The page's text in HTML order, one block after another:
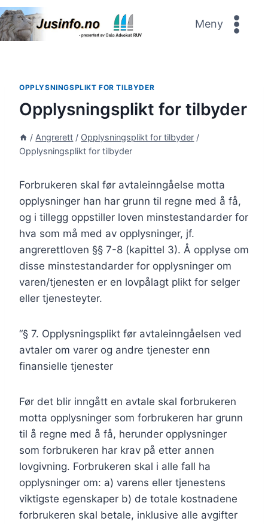
Skip
to
content
Meny
OPPLYSNINGSPLIKT FOR TILBYDER
Opplysningsplikt for tilbyder
/ Angrerett / Opplysningsplikt for tilbyder /
Opplysningsplikt for tilbyder
Forbrukeren skal før avtaleinngåelse motta
opplysninger han har grunn til regne med å få,
og i tillegg oppstiller loven minstestandarder for
hva som må med av opplysninger, jf.
angrerettloven §§ 7-8 (kapittel 3). Å opplyse om
disse minstestandarder for opplysninger om
varen/tjenesten er en lovpålagt plikt for selger
eller tjenesteyter.
“§ 7. Opplysningsplikt før avtaleinngåelsen ved
avtaler om varer og andre tjenester enn
finansielle tjenester
Før det blir inngått en avtale skal forbrukeren
motta opplysninger som forbrukeren har grunn
til å regne med å få, herunder opplysninger
som forbrukeren har krav på etter annen
lovgivning. Forbrukeren skal i alle fall ha
opplysninger om: a) varens eller tjenestens
viktigste egenskaper b) de totale kostnadene
forbrukeren skal betale, inklusive alle avgifter